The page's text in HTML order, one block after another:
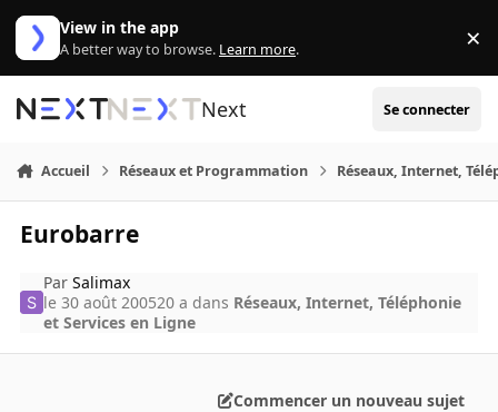
Aller au contenu
View in the app
A better way to browse. Learn more. ×
Next Se connecter
Accueil Réseaux et Programmation Réseaux, Internet,
Eurobarre
ParSalimax
le 30 août 200520 a dans Réseaux, Internet, Téléphonie
et Services en Ligne
Commencer un nouveau sujet